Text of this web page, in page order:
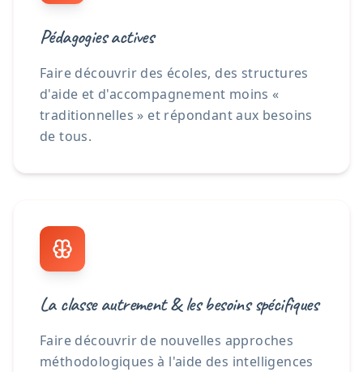
Pédagogies actives
Faire découvrir des écoles, des structures
d'aide et d'accompagnement moins «
traditionnelles » et répondant aux besoins
de tous.
La classe autrement & les besoins spécifiques
Faire découvrir de nouvelles approches
méthodologiques à l'aide des intelligences